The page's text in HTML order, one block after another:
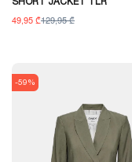
49,95 ₾129,95 ₾
-59%